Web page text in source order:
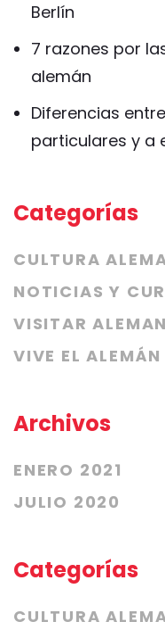
Berlín
7 razones por
alemán
Diferencias
particulares y a
Categorías
CULTURA
NOTICIAS Y
VISITAR
VIVE EL ALEMÁN
Archivos
ENERO 2021
JULIO 2020
Categorías
CULTURA